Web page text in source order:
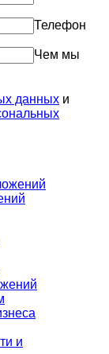
Телефон
Чем мы
данных и
и